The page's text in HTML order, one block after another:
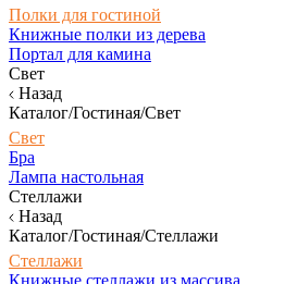
Полки для гостиной
Книжные полки из дерева
Портал для камина
Свет
Назад
Каталог/Гостиная/Свет
Свет
Бра
Лампа настольная
Стеллажи
Назад
Каталог/Гостиная/Стеллажи
Стеллажи
Книжные стеллажи из массива